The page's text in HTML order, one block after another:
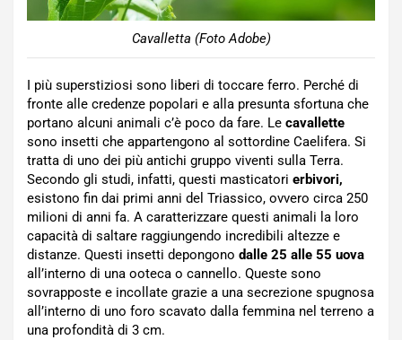
Cavalletta (Foto Adobe)
I più superstiziosi sono liberi di toccare ferro. Perché di
fronte alle credenze popolari e alla presunta sfortuna che
portano alcuni animali c’è poco da fare. Le cavallette
sono insetti che appartengono al sottordine Caelifera. Si
tratta di uno dei più antichi gruppo viventi sulla Terra.
Secondo gli studi, infatti, questi masticatori erbivori,
esistono fin dai primi anni del Triassico, ovvero circa 250
milioni di anni fa. A caratterizzare questi animali la loro
capacità di saltare raggiungendo incredibili altezze e
distanze. Questi insetti depongono dalle 25 alle 55 uova
all’interno di una ooteca o cannello. Queste sono
sovrapposte e incollate grazie a una secrezione spugnosa
all’interno di uno foro scavato dalla femmina nel terreno a
una profondità di 3 cm.